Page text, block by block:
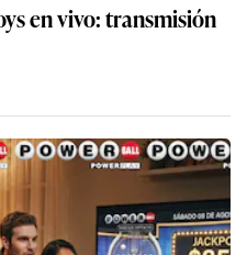
en vivo: transmisión